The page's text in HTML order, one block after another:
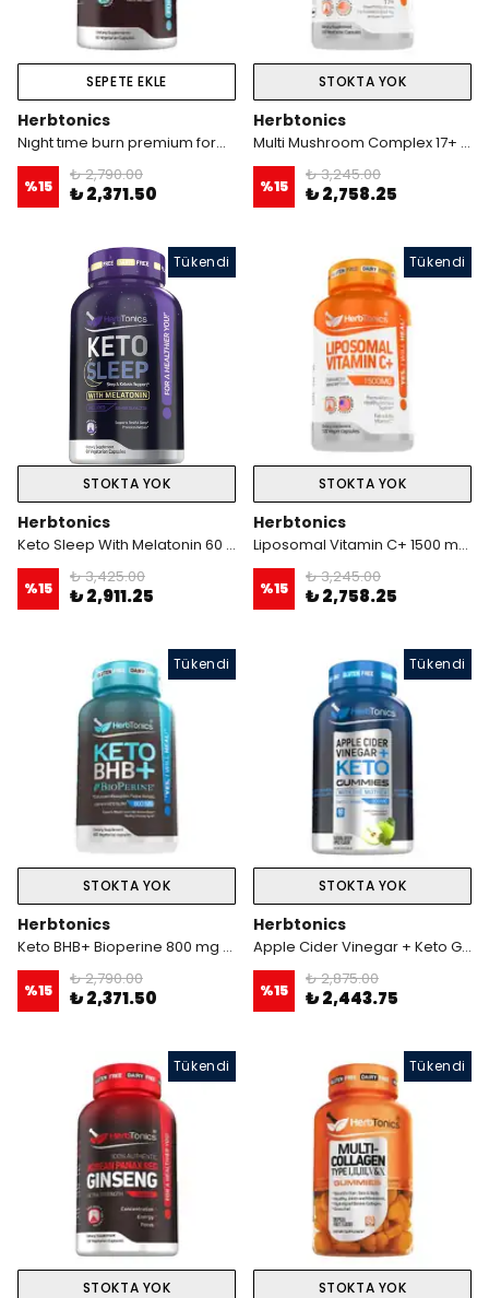
SEPETE EKLE
Herbtonics
Nıght tıme burn premium formula 60 veg. kapsül
%15
₺ 2,790.00
₺ 2,371.50
STOKTA YOK
Herbtonics
Multi Mushroom Complex 17+ Powerfull mushrooms 120 Kapsül
%15
₺ 3,245.00
₺ 2,758.25
Tükendi
STOKTA YOK
Herbtonics
Keto Sleep With Melatonin 60 Kapsül
%15
₺ 3,425.00
₺ 2,911.25
Tükendi
STOKTA YOK
Herbtonics
Liposomal Vitamin C+ 1500 mg 120 Kapsül Enhanced Absorption*
%15
₺ 3,245.00
₺ 2,758.25
Tükendi
STOKTA YOK
Herbtonics
Keto BHB+ Bioperine 800 mg 50 Kapsül
%15
₺ 2,790.00
₺ 2,371.50
Tükendi
STOKTA YOK
Herbtonics
Apple Cider Vinegar + Keto Gummies 500 mg 60 gummies
%15
₺ 2,875.00
₺ 2,443.75
Tükendi
STOKTA YOK
Tükendi
STOKTA YOK